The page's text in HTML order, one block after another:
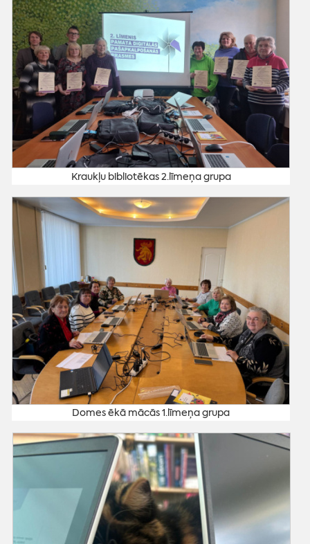
Kraukļu bibliotēkas 2.līmeņa grupa
Domes ēkā mācās 1.līmeņa grupa